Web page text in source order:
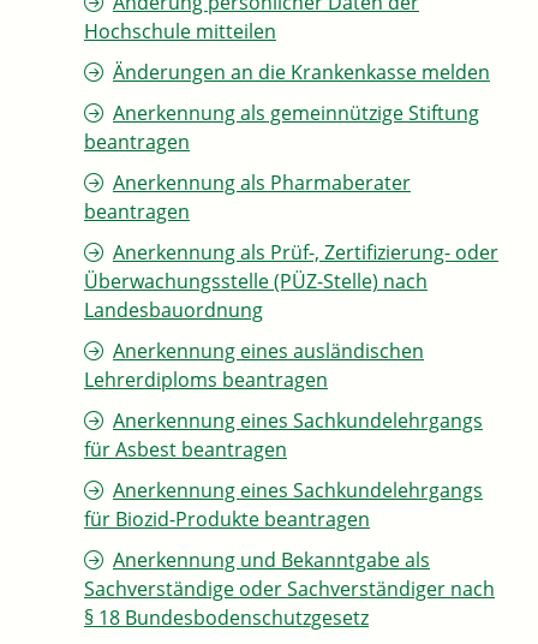
Hochschule mitteilen
Änderungen an die Krankenkasse melden
Anerkennung als gemeinnützige Stiftung
beantragen
Anerkennung als Pharmaberater
beantragen
Anerkennung als Prüf-, Zertifizierung- oder
Überwachungsstelle (PÜZ-Stelle) nach
Landesbauordnung
Anerkennung eines ausländischen
Lehrerdiploms beantragen
Anerkennung eines Sachkundelehrgangs
für Asbest beantragen
Anerkennung eines Sachkundelehrgangs
für Biozid-Produkte beantragen
Anerkennung und Bekanntgabe als
Sachverständige oder Sachverständiger nach
§ 18 Bundesbodenschutzgesetz